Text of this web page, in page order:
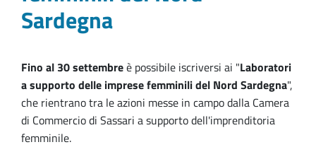
Sardegna
Fino al 30 settembreè possibile iscriversi ai "Laboratori
a supporto delle imprese femminili del Nord Sardegna",
che rientrano tra le azioni messe in campo dalla Camera
di Commercio di Sassari a supporto dell'imprenditoria
femminile.